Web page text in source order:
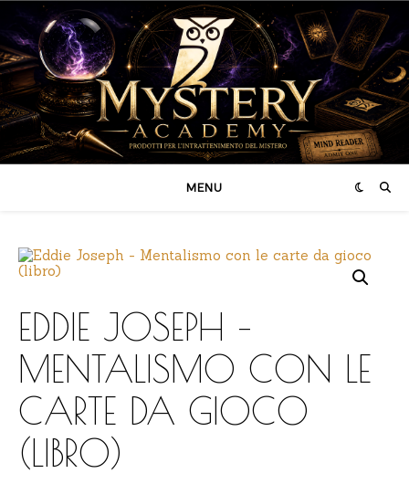
MENU
EDDIE JOSEPH –
MENTALISMO CON LE
CARTE DA GIOCO
(LIBRO)